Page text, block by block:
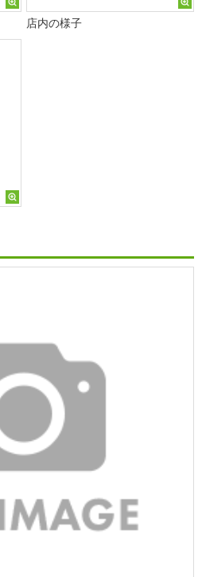
店内の様子